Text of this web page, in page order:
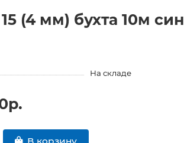
(4 мм) бухта 10м
На складе
В корзину